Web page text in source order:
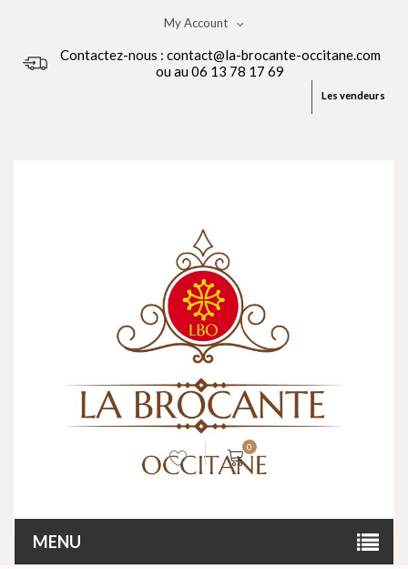
My Account
Contactez-nous : contact@la-brocante-occitane.com
ou au 06 13 78 17 69
Les vendeurs
0
MENU